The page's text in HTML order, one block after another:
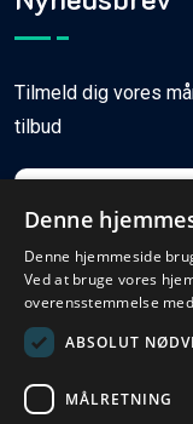
Tilmeld dig vores
tilbud
Denne
Denne hjemmeside
Ved at bruge vores
overensstemmelse
ABSOLUT
MÅLRETNING